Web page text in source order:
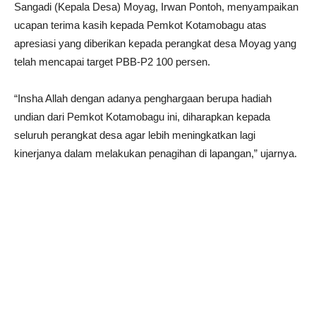
Sangadi (Kepala Desa) Moyag, Irwan Pontoh, menyampaikan
ucapan terima kasih kepada Pemkot Kotamobagu atas
apresiasi yang diberikan kepada perangkat desa Moyag yang
telah mencapai target PBB-P2 100 persen.
“Insha Allah dengan adanya penghargaan berupa hadiah
undian dari Pemkot Kotamobagu ini, diharapkan kepada
seluruh perangkat desa agar lebih meningkatkan lagi
kinerjanya dalam melakukan penagihan di lapangan,” ujarnya.